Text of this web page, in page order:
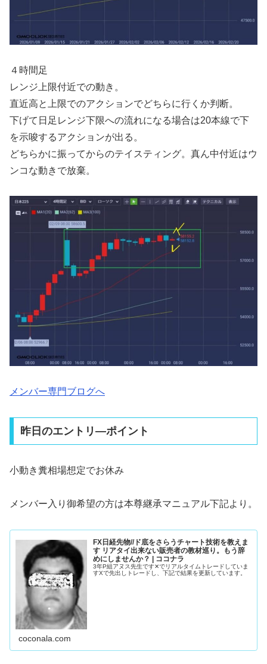
４時間足
レンジ上限付近での動き。
直近高と上限でのアクションでどちらに行くか判断。
下げて日足レンジ下限への流れになる場合は20本線で下
を示唆するアクションが出る。
どちらかに振ってからのテイスティング。真ん中付近はウ
ンコな動きで放棄。
メンバー専門ブログへ
昨日のエントリ―ポイント
小動き糞相場想定でお休み
メンバー入り御希望の方は本尊継承マニュアル下記より。
FX日経先物//ド底をさらうチャート技術を教えま
す リアタイ出来ない販売者の教材巡り。もう辞
めにしませんか？ | ココナラ
3年P組アヌス先生です✕でリアルタイムトレードしていま
すXで先出しトレードし、下記で結果を更新しています。
coconala.com